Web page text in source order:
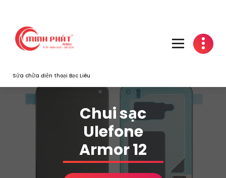
content
Sửa chữa điện thoại Bạc Liêu
Chui sạc
Ulefone
Armor 12